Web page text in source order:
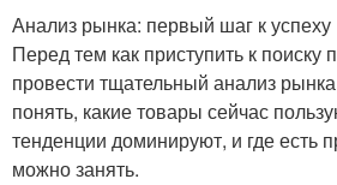
Анализ рынка: первый шаг к успеху
Перед тем как приступить к поиску
провести тщательный анализ
понять, какие товары сейчас
тенденции доминируют, и где есть
можно занять.